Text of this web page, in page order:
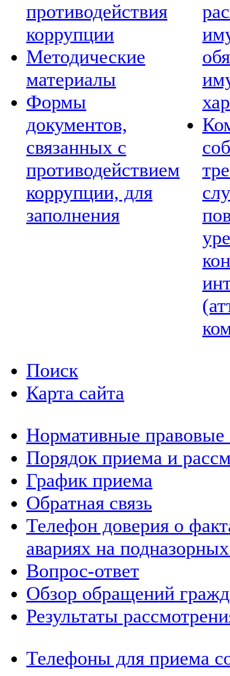
противодействия
коррупции
Методические
материалы
Формы
документов,
связанных с
противодействием
коррупции, для
заполнения
Поиск
Карта сайта
Нормативные правовые
Порядок приема и
График приема
Обратная связь
Телефон доверия о
авариях на
Вопрос-ответ
Обзор обращений
Результаты
Телефоны для приема